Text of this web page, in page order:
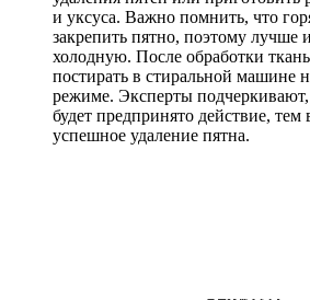
и уксуса. Важно помнить, что
закрепить пятно, поэтому лучше
холодную. После обработки
постирать в стиральной машине
режиме. Эксперты
будет предпринято действие,
успешное удаление пятна.